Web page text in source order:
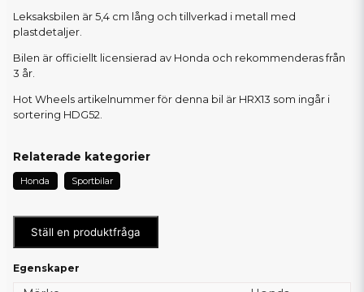
Leksaksbilen är 5,4 cm lång och tillverkad i metall med
plastdetaljer.
Bilen är officiellt licensierad av Honda och rekommenderas från
3 år.
Hot Wheels artikelnummer för denna bil är HRX13 som ingår i
sortering HDG52.
Relaterade kategorier
Honda Sportbilar
Ställ en produktfråga
Egenskaper